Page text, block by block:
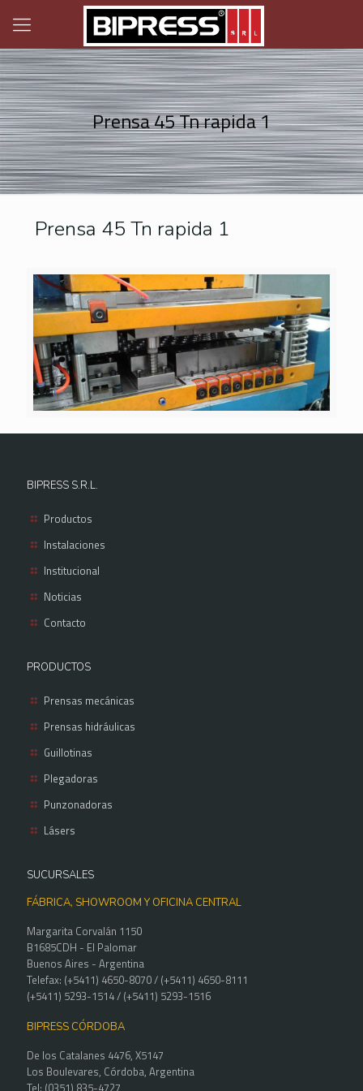
Prensa 45 Tn rapida 1
Prensa 45 Tn rapida 1
BIPRESS S.R.L.
Productos
Instalaciones
Institucional
Noticias
Contacto
PRODUCTOS
Prensas mecánicas
Prensas hidráulicas
Guillotinas
Plegadoras
Punzonadoras
Lásers
SUCURSALES
FÁBRICA, SHOWROOM Y OFICINA CENTRAL
Margarita Corvalán 1150
B1685CDH - El Palomar
Buenos Aires - Argentina
Telefax: (+5411) 4650-8070 / (+5411) 4650-8111
(+5411) 5293-1514 / (+5411) 5293-1516
BIPRESS CÓRDOBA
De los Catalanes 4476, X5147
Los Boulevares, Córdoba, Argentina
Tel: (0351) 835-4727